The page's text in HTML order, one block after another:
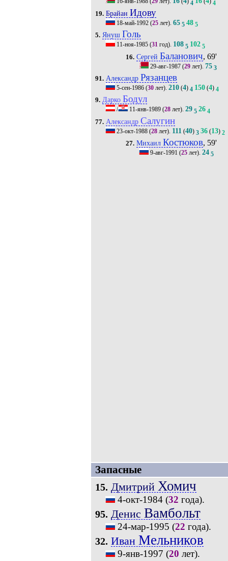
4
4
19. Брайан Идову
18-май-1992(25лет). 65 5 48 5
5. Януш Голь
11-ноя-1985(31год). 108 5 102 5
16. Сергей Баланович, 69'
29-авг-1987 (29 лет).75 3
91. Александр Рязанцев
5-сен-1986(30лет). 210(4) 4 150(4) 4
9. Дарко Бодул
/ 11-янв-1989(28лет). 29 5 26 4
77. Александр Салугин
23-окт-1988(28лет). 111 (40) 3 36(13) 2
27. Михаил Костюков, 59'
9-авг-1991 (25 лет).24 5
Запасные
15. Дмитрий Хомич
4-окт-1984(32 года).
95. Денис Вамбольт
24-мар-1995 (22 года).
32. Иван Мельников
9-янв-1997 (20 лет).